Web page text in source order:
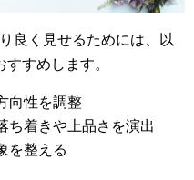
良く見せるためには、以
すめします。
向性を調整
ち着きや上品さを演出
を整える